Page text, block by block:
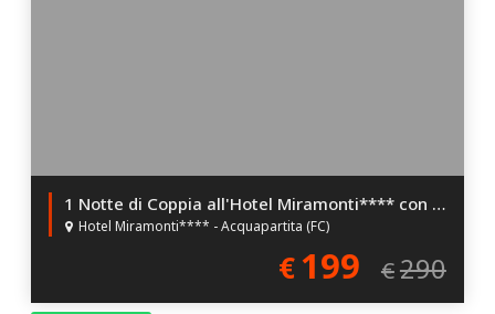
1 Notte di Coppia all'Hotel Miramonti**** con Cena e Aperitivo!
Hotel Miramonti**** - Acquapartita (FC)
€199 €290